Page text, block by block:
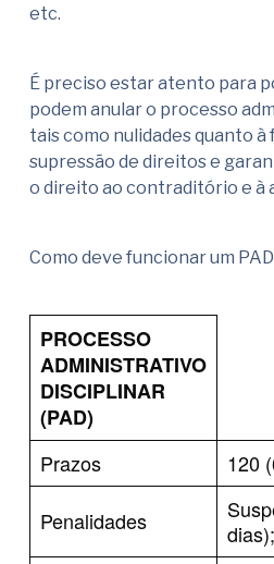
etc.
É preciso estar atento para
podem anular o processo
tais como nulidades quanto à
supressão de direitos e
o direito ao contraditório e à
Como deve funcionar um
PROCESSO
ADMINISTRATIVO
DISCIPLINAR
(PAD)
Prazos
120
Penalidades